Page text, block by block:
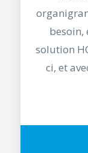
besoin,
solution
ci, et